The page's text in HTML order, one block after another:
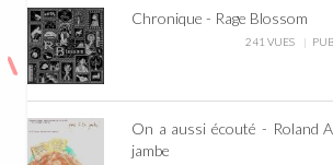
Chronique - Rage Blossom
241 VUES
On a aussi écouté - Roland
jambe